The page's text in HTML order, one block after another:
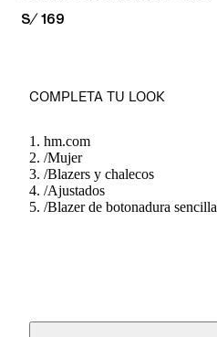
PRICE:
S/ 169
COMPLETA TU LOOK
hm.com
/Mujer
/Blazers y chalecos
/Ajustados
/Blazer de botonadura sencilla